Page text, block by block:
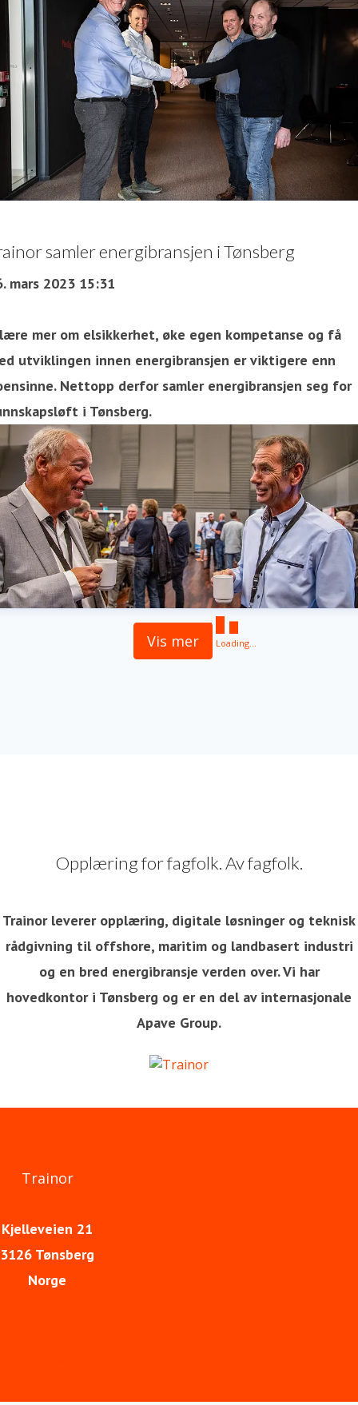
samler energibransjen i Tønsberg
mars 2023 15:31
mer om elsikkerhet, øke egen kompetanse og få
utviklingen innen energibransjen er viktigere enn
Nettopp derfor samler energibransjen seg for
i Tønsberg.
Vis mer Loading...
Opplæring for fagfolk. Av fagfolk.
Trainor leverer opplæring, digitale løsninger og teknisk
rådgivning til offshore, maritim og landbasert industri
og en bred energibransje verden over. Vi har
hovedkontor i Tønsberg og er en del av internasjonale
Apave Group.
Trainor
Kjelleveien 21
3126 Tønsberg
Norge